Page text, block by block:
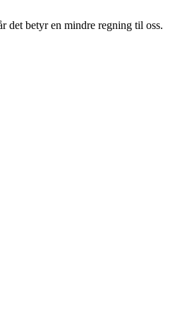
det betyr en mindre regning til oss.